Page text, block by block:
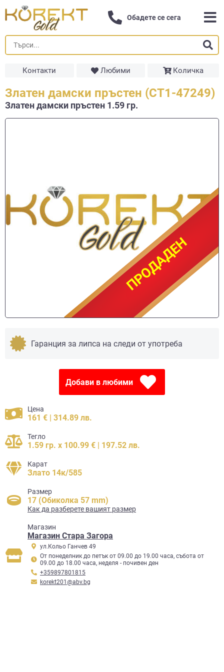
Обадете се сега
Контакти Любими Количка
Златен дамски пръстен (СТ1-47249)
Златен дамски пръстен 1.59 гр.
ПРОДАДЕН
ПРОДАДЕН
Гаранция за липса на следи от употреба
Добави в любими
Цена
161 € | 314.89 лв.
Тегло
1.59 гр. x 100.99 € | 197.52 лв.
Карат
Злато 14к/585
Размер
17 (Обиколка 57 mm)
Как да разберете вашият размер
Mагазин
Магазин Стара Загора
ул.Кольо Ганчев 49
От понеделник до петък от 09.00 до 19.00 часа, събота от
09.00 до 18.00 часа, неделя - почивен ден
+359897801815
korekt201@abv.bg